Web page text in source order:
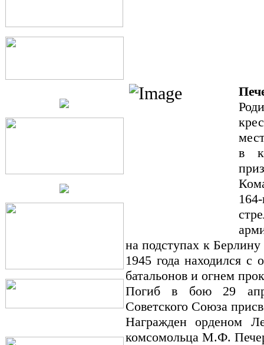
в
на подступах к
1945 года находился с
батальонов и огнем
Погиб в бою 29
Советского Союза
Награжден орденом
комсомольца М.Ф.